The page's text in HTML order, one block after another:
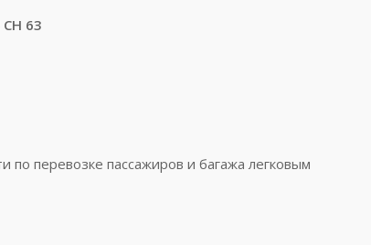
СН 63
перевозке пассажиров и багажа легковым